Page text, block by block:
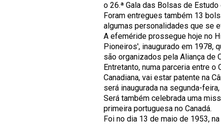
o 26.ª Gala das Bolsas de
Foram entregues também 13
algumas personalidades que se
A efeméride prossegue hoje no
Pioneiros', inaugurado em 1978,
são organizados pela Aliança de
Entretanto, numa parceria entre
Canadiana, vai estar patente na
será inaugurada na segunda-
Será também celebrada uma
primeira portuguesa no Canadá.
Foi no dia 13 de maio de 1953,